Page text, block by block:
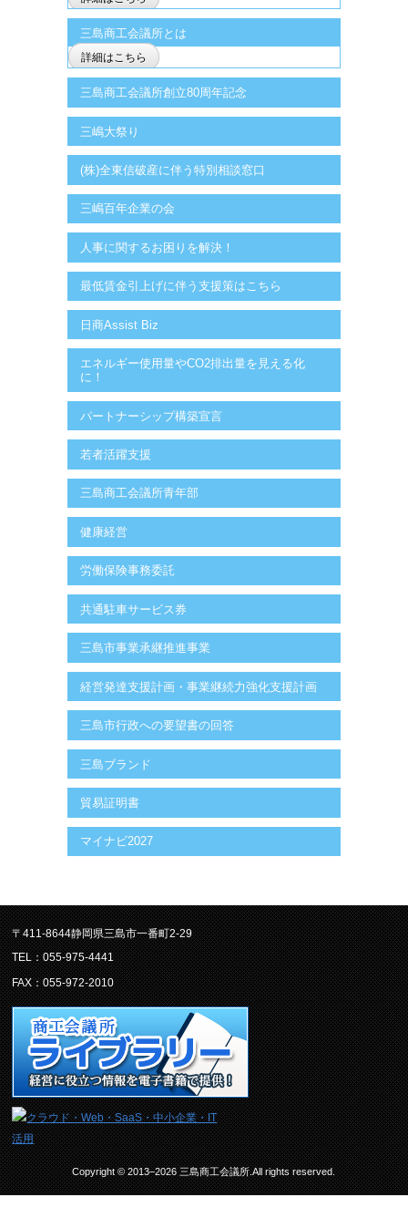
三島商工会議所とは
詳細はこちら
三島商工会議所創立80周年記念
三嶋大祭り
(株)全東信破産に伴う特別相談窓口
三嶋百年企業の会
人事に関するお困りを解決！
最低賃金引上げに伴う支援策はこちら
日商Assist Biz
エネルギー使用量やCO2排出量を見える化
に！
パートナーシップ構築宣言
若者活躍支援
三島商工会議所青年部
健康経営
労働保険事務委託
共通駐車サービス券
三島市事業承継推進事業
経営発達支援計画・事業継続力強化支援計画
三島市行政への要望書の回答
三島ブランド
貿易証明書
マイナビ2027
〒411-8644静岡県三島市一番町2-29
TEL：055-975-4441
FAX：055-972-2010
Copyright © 2013–2026 三島商工会議所.All rights reserved.